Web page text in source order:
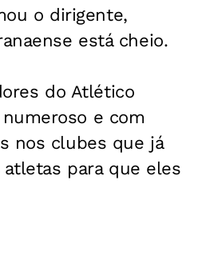
o dirigente,
está cheio.
do Atlético
e com
nos clubes que já
para que eles